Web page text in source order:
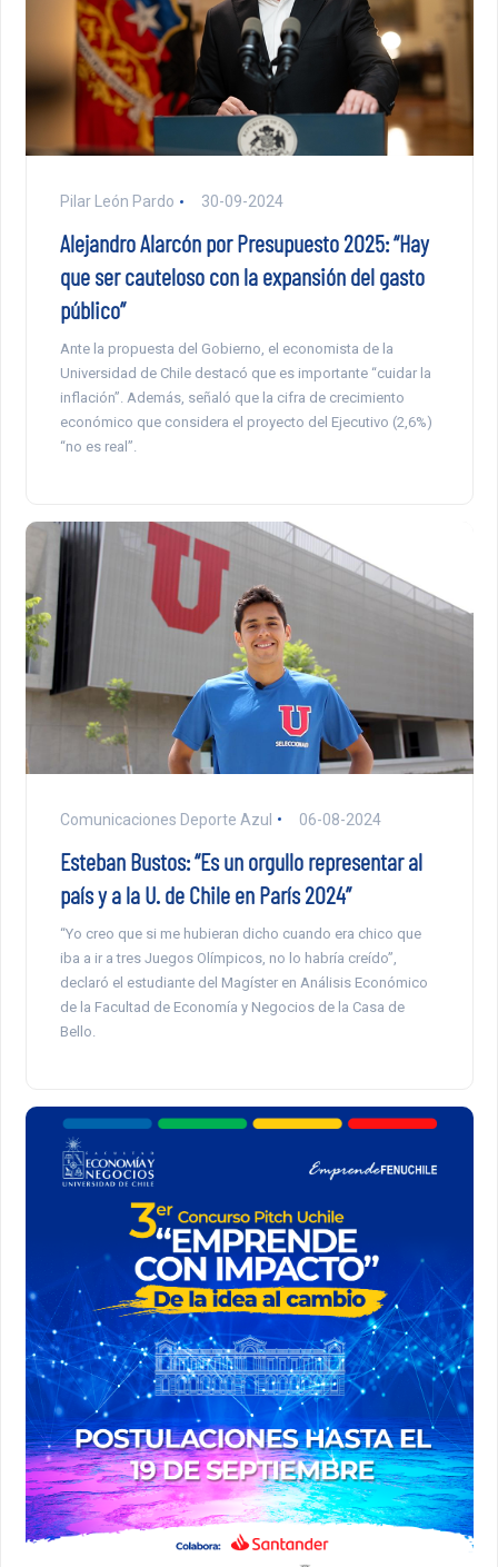
Pilar León Pardo 30-09-2024
Alejandro Alarcón por Presupuesto 2025: “Hay
que ser cauteloso con la expansión del gasto
público”
Ante la propuesta del Gobierno, el economista de la
Universidad de Chile destacó que es importante “cuidar la
inflación”. Además, señaló que la cifra de crecimiento
económico que considera el proyecto del Ejecutivo (2,6%)
“no es real”.
Comunicaciones Deporte Azul 06-08-2024
Esteban Bustos: “Es un orgullo representar al
país y a la U. de Chile en París 2024”
“Yo creo que si me hubieran dicho cuando era chico que
iba a ir a tres Juegos Olímpicos, no lo habría creído”,
declaró el estudiante del Magíster en Análisis Económico
de la Facultad de Economía y Negocios de la Casa de
Bello.